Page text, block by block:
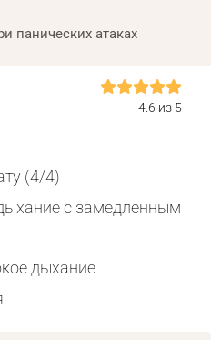
панических атаках
4.6 из 5
(4/4)
с замедленным
дыхание